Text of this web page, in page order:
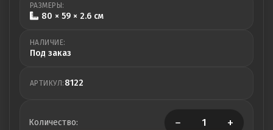
РАЗМЕРЫ:
80 × 59 × 2.6 см
НАЛИЧИЕ:
Под заказ
АРТИКУЛ: 8122
Количество: − +